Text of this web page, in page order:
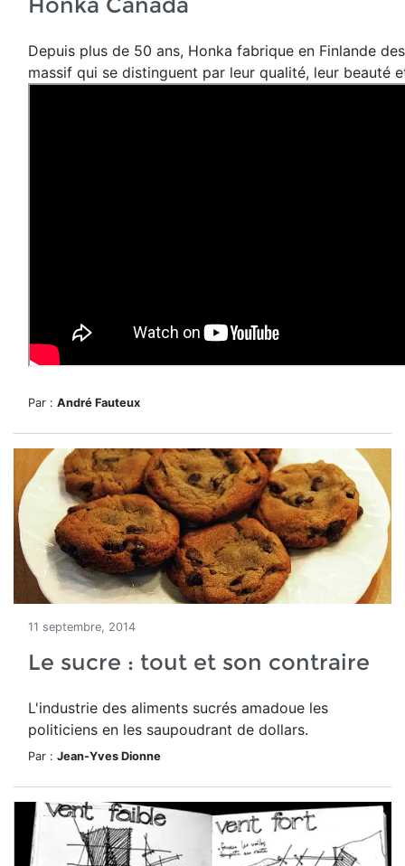
Depuis plus de 50 ans, Honka fabrique en Finlande
massif qui se distinguent par leur qualité, leur beauté
Par : André Fauteux
11 septembre, 2014
Le sucre : tout et son contraire
L'industrie des aliments sucrés amadoue les
politiciens en les saupoudrant de dollars.
Par : Jean-Yves Dionne